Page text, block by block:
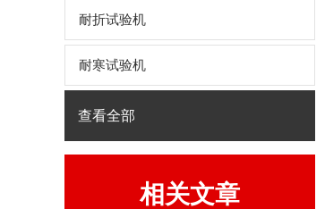
耐折试验机
耐寒试验机
查看全部
相关文章